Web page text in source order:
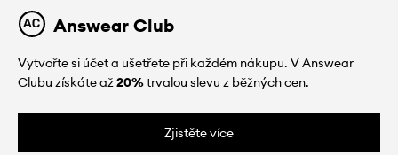
Answear Club
Vytvořte si účet a ušetřete při každém nákupu. V Answear
Clubu získáte až20%trvalou slevu z běžných cen.
Zjistěte více